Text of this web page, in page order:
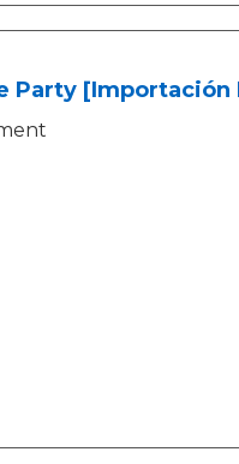
Party [Importación